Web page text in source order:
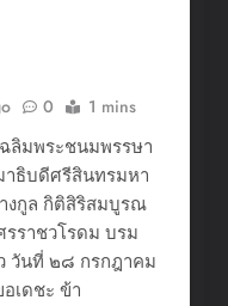
0 1 mins
ฉลิมพระชนมพรรษา
าธิบดีศรีสินทรมหา
งกูล กิติสิริสมบูรณ
ราชวโรดม บรม
วันที่ ๒๘ กรกฎาคม
เดชะ ข้า